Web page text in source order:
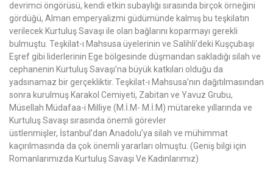
devrimci öngörüsü, kendi etkin subaylığı sırasında birçok örneğini
gördüğü, Alman emperyalizmi güdümünde kalmış bu teşkilatın
verilecek Kurtuluş Savaşı ile olan bağlarını koparmayı gerekli
bulmuştu. Teşkilat-ı Mahsusa üyelerinin ve Salihli’deki Kuşçubaşı
Eşref gibi liderlerinin Ege bölgesinde düşmandan sakladığı silah ve
cephanenin Kurtuluş Savaşı’na büyük katkıları olduğu da
yadsınamaz bir gerçekliktir. Teşkilat-ı Mahsusa’nın dağıtılmasından
sonra kurulmuş Karakol Cemiyeti, Zabitan ve Yavuz Grubu,
Müsellah Müdafaa-i Milliye (M.İ.M- M.İ.M) mütareke yıllarında ve
Kurtuluş Savaşı sırasında önemli görevler
üstlenmişler, İstanbul’dan Anadolu’ya silah ve mühimmat
kaçırılmasında da çok önemli yararları olmuştu. (Geniş bilgi için
Romanlarımızda Kurtuluş Savaşı Ve Kadınlarımız)